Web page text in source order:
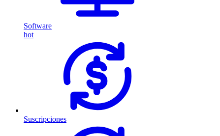
Software
hot
Suscripciones